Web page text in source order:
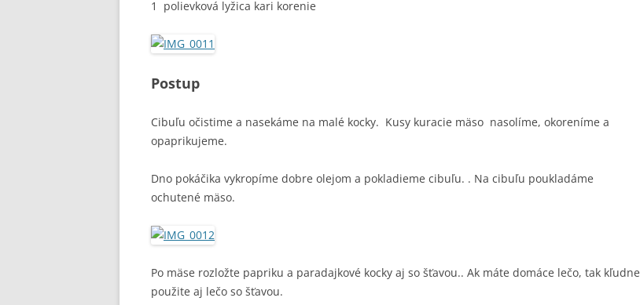
1 polievková lyžica kari korenie
Postup
Cibuľu očistime a nasekáme na malé kocky. Kusy kuracie mäso nasolíme, okoreníme a
opaprikujeme.
Dno pokáčika vykropíme dobre olejom a pokladieme cibuľu. . Na cibuľu poukladáme
ochutené mäso.
Po mäse rozložte papriku a paradajkové kocky aj so šťavou.. Ak máte domáce lečo, tak kľudne
použite aj lečo so šťavou.